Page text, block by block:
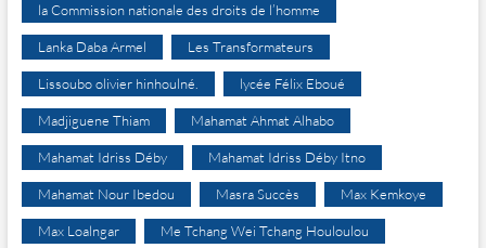
la Commission nationale des droits de l’homme
Lanka Daba Armel Les Transformateurs
Lissoubo olivier hinhoulné. lycée Félix Eboué
Madjiguene Thiam Mahamat Ahmat Alhabo
Mahamat Idriss Déby Mahamat Idriss Déby Itno
Mahamat Nour Ibedou Masra Succès Max Kemkoye
Max Loalngar Me Tchang Wei Tchang Houloulou